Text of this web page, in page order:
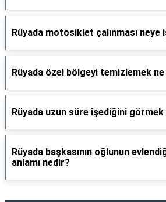
Rüyada motosiklet çalınması
Rüyada özel bölgeyi temizlemek
Rüyada uzun süre işediğini
Rüyada başkasının oğlunun
anlamı nedir?